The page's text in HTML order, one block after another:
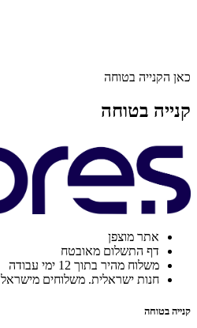
כאן הקנייה בטוחה
קנייה בטוחה
אתר מוצפן
דף התשלום מאובטח
משלוח מהיר בתוך 12 ימי עבודה
חנות ישראלית. משלוחים מישראל
קנייה בטוחה